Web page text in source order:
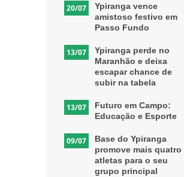
20/07
Ypiranga vence
amistoso festivo em
Passo Fundo
13/07
Ypiranga perde no
Maranhão e deixa
escapar chance de
subir na tabela
13/07
Futuro em Campo:
Educação e Esporte
09/07
Base do Ypiranga
promove mais quatro
atletas para o seu
grupo principal